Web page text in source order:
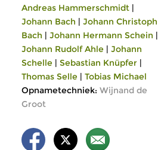
Andreas Hammerschmidt |
Johann Bach | Johann Christoph
Bach | Johann Hermann Schein |
Johann Rudolf Ahle | Johann
Schelle | Sebastian Knüpfer |
Thomas Selle | Tobias Michael
Opnametechniek: Wijnand de
Groot